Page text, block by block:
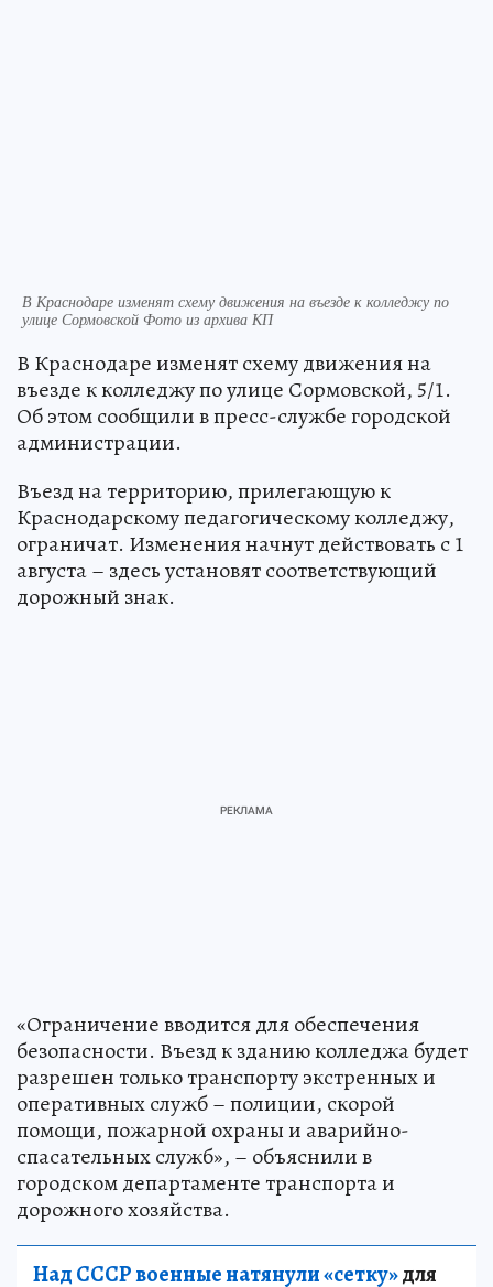
В Краснодаре изменят схему движения на въезде к колледжу по
улице Сормовской Фото из архива КП
В Краснодаре изменят схему движения на
въезде к колледжу по улице Сормовской, 5/1.
Об этом сообщили в пресс-службе городской
администрации.
Въезд на территорию, прилегающую к
Краснодарскому педагогическому колледжу,
ограничат. Изменения начнут действовать с 1
августа – здесь установят соответствующий
дорожный знак.
«Ограничение вводится для обеспечения
безопасности. Въезд к зданию колледжа будет
разрешен только транспорту экстренных и
оперативных служб – полиции, скорой
помощи, пожарной охраны и аварийно-
спасательных служб», – объяснили в
городском департаменте транспорта и
дорожного хозяйства.
Над СССР военные натянули «сетку»для